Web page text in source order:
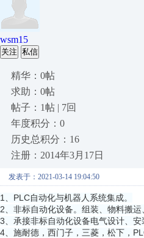
wsm15
关注 私信
精华：0帖
求助：0帖
帖子：1帖 | 7回
年度积分：0
历史总积分：16
注册：2014年3月17日
发表于：2021-03-14 19:04:50
1、PLC自动化与机器人系统集成。
2、非标自动化设备。组装、物料搬
3、承接非标自动化设备电气设计、安
4、施耐德，西门子，三菱，松下，